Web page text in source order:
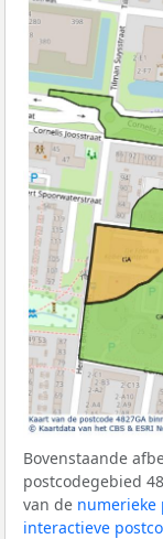
Bovenstaande
postcodegebied
van de numerieke
interactieve